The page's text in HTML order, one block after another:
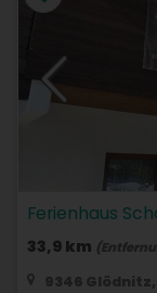
Ferienhaus
33,9 km
9346